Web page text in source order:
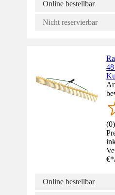
Online bestellbar
Nicht reservierbar
(0)
€*
Online bestellbar